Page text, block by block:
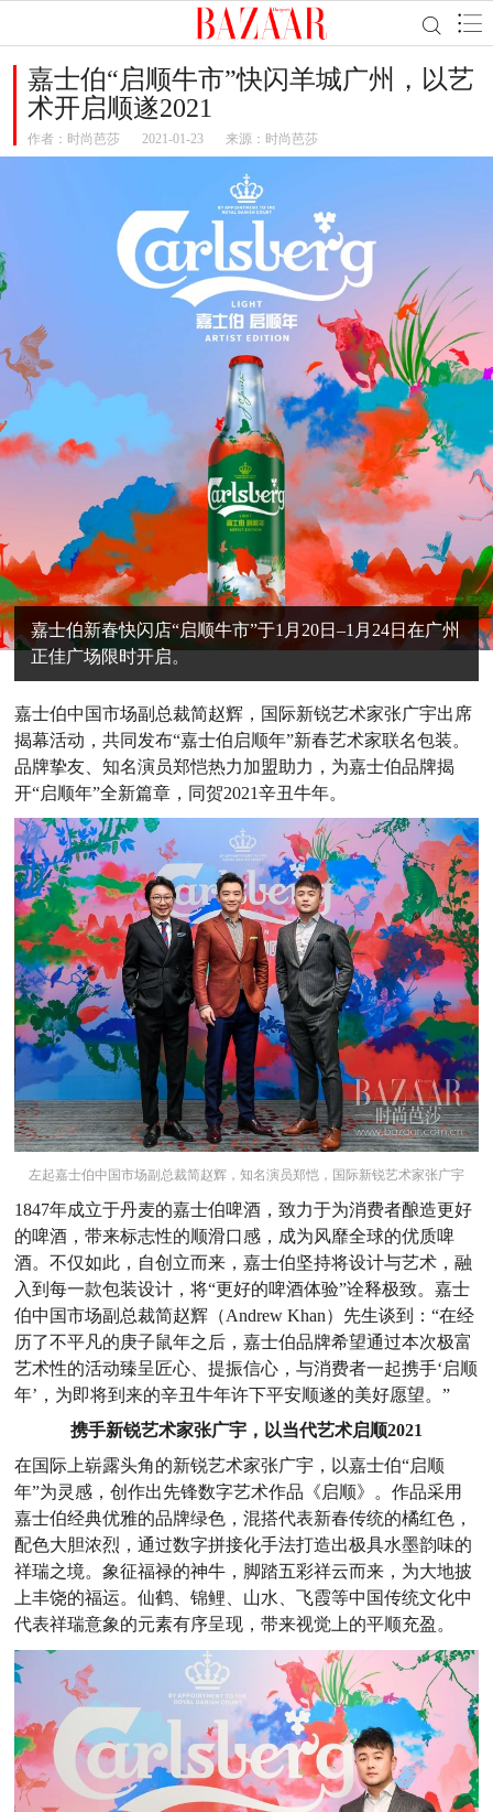
嘉士伯“启顺牛市”快闪羊城广州，以艺
术开启顺遂2021
作者： 时尚芭莎 2021-01-23 来源：时尚芭莎
嘉士伯新春快闪店“启顺牛市”于1月20日–1月24日在广州
正佳广场限时开启。
嘉士伯中国市场副总裁简赵辉，国际新锐艺术家张广宇出席
揭幕活动，共同发布“嘉士伯启顺年”新春艺术家联名包装。
品牌挚友、知名演员郑恺热力加盟助力，为嘉士伯品牌揭
开“启顺年”全新篇章，同贺2021辛丑牛年。
左起嘉士伯中国市场副总裁简赵辉，知名演员郑恺，国际新锐艺术家张广宇
1847年成立于丹麦的嘉士伯啤酒，致力于为消费者酿造更好
的啤酒，带来标志性的顺滑口感，成为风靡全球的优质啤
酒。不仅如此，自创立而来，嘉士伯坚持将设计与艺术，融
入到每一款包装设计，将“更好的啤酒体验”诠释极致。嘉士
伯中国市场副总裁简赵辉（Andrew Khan）先生谈到：“在经
历了不平凡的庚子鼠年之后，嘉士伯品牌希望通过本次极富
艺术性的活动臻呈匠心、提振信心，与消费者一起携手‘启顺
年’，为即将到来的辛丑牛年许下平安顺遂的美好愿望。”
携手新锐艺术家张广宇，以当代艺术启顺2021
在国际上崭露头角的新锐艺术家张广宇，以嘉士伯“启顺
年”为灵感，创作出先锋数字艺术作品《启顺》。作品采用
嘉士伯经典优雅的品牌绿色，混搭代表新春传统的橘红色，
配色大胆浓烈，通过数字拼接化手法打造出极具水墨韵味的
祥瑞之境。象征福禄的神牛，脚踏五彩祥云而来，为大地披
上丰饶的福运。仙鹤、锦鲤、山水、飞霞等中国传统文化中
代表祥瑞意象的元素有序呈现，带来视觉上的平顺充盈。